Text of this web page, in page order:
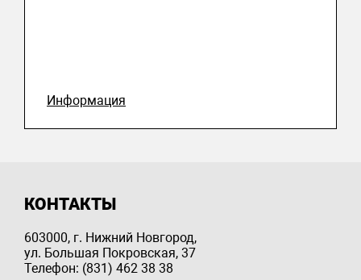
Информация
КОНТАКТЫ
603000, г. Нижний Новгород,
ул. Большая Покровская, 37
Телефон: (831) 462 38 38